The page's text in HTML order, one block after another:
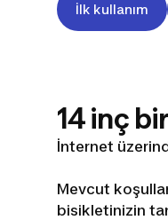
İlk kullanım
14 inç
İnternet
Mevcut
bisikletinizin